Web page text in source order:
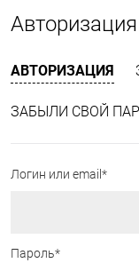
Авторизация
АВТОРИЗАЦИЯ
ЗАБЫЛИ СВОЙ
Логин или email*
Пароль*